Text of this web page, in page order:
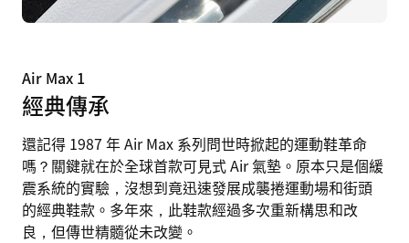
Air Max 1
經典傳承
還記得 1987 年 Air Max 系列問世時掀起的運動鞋革命
嗎？關鍵就在於全球首款可見式 Air 氣墊。原本只是個緩
震系統的實驗，沒想到竟迅速發展成襲捲運動場和街頭
的經典鞋款。多年來，此鞋款經過多次重新構思和改
良，但傳世精髓從未改變。